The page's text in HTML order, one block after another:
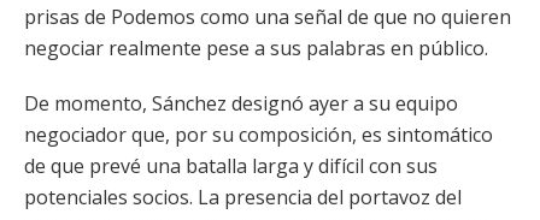
prisas de Podemos como una señal de que no quieren
negociar realmente pese a sus palabras en público.
De momento, Sánchez designó ayer a su equipo
negociador que, por su composición, es sintomático
de que prevé una batalla larga y difícil con sus
potenciales socios. La presencia del portavoz del